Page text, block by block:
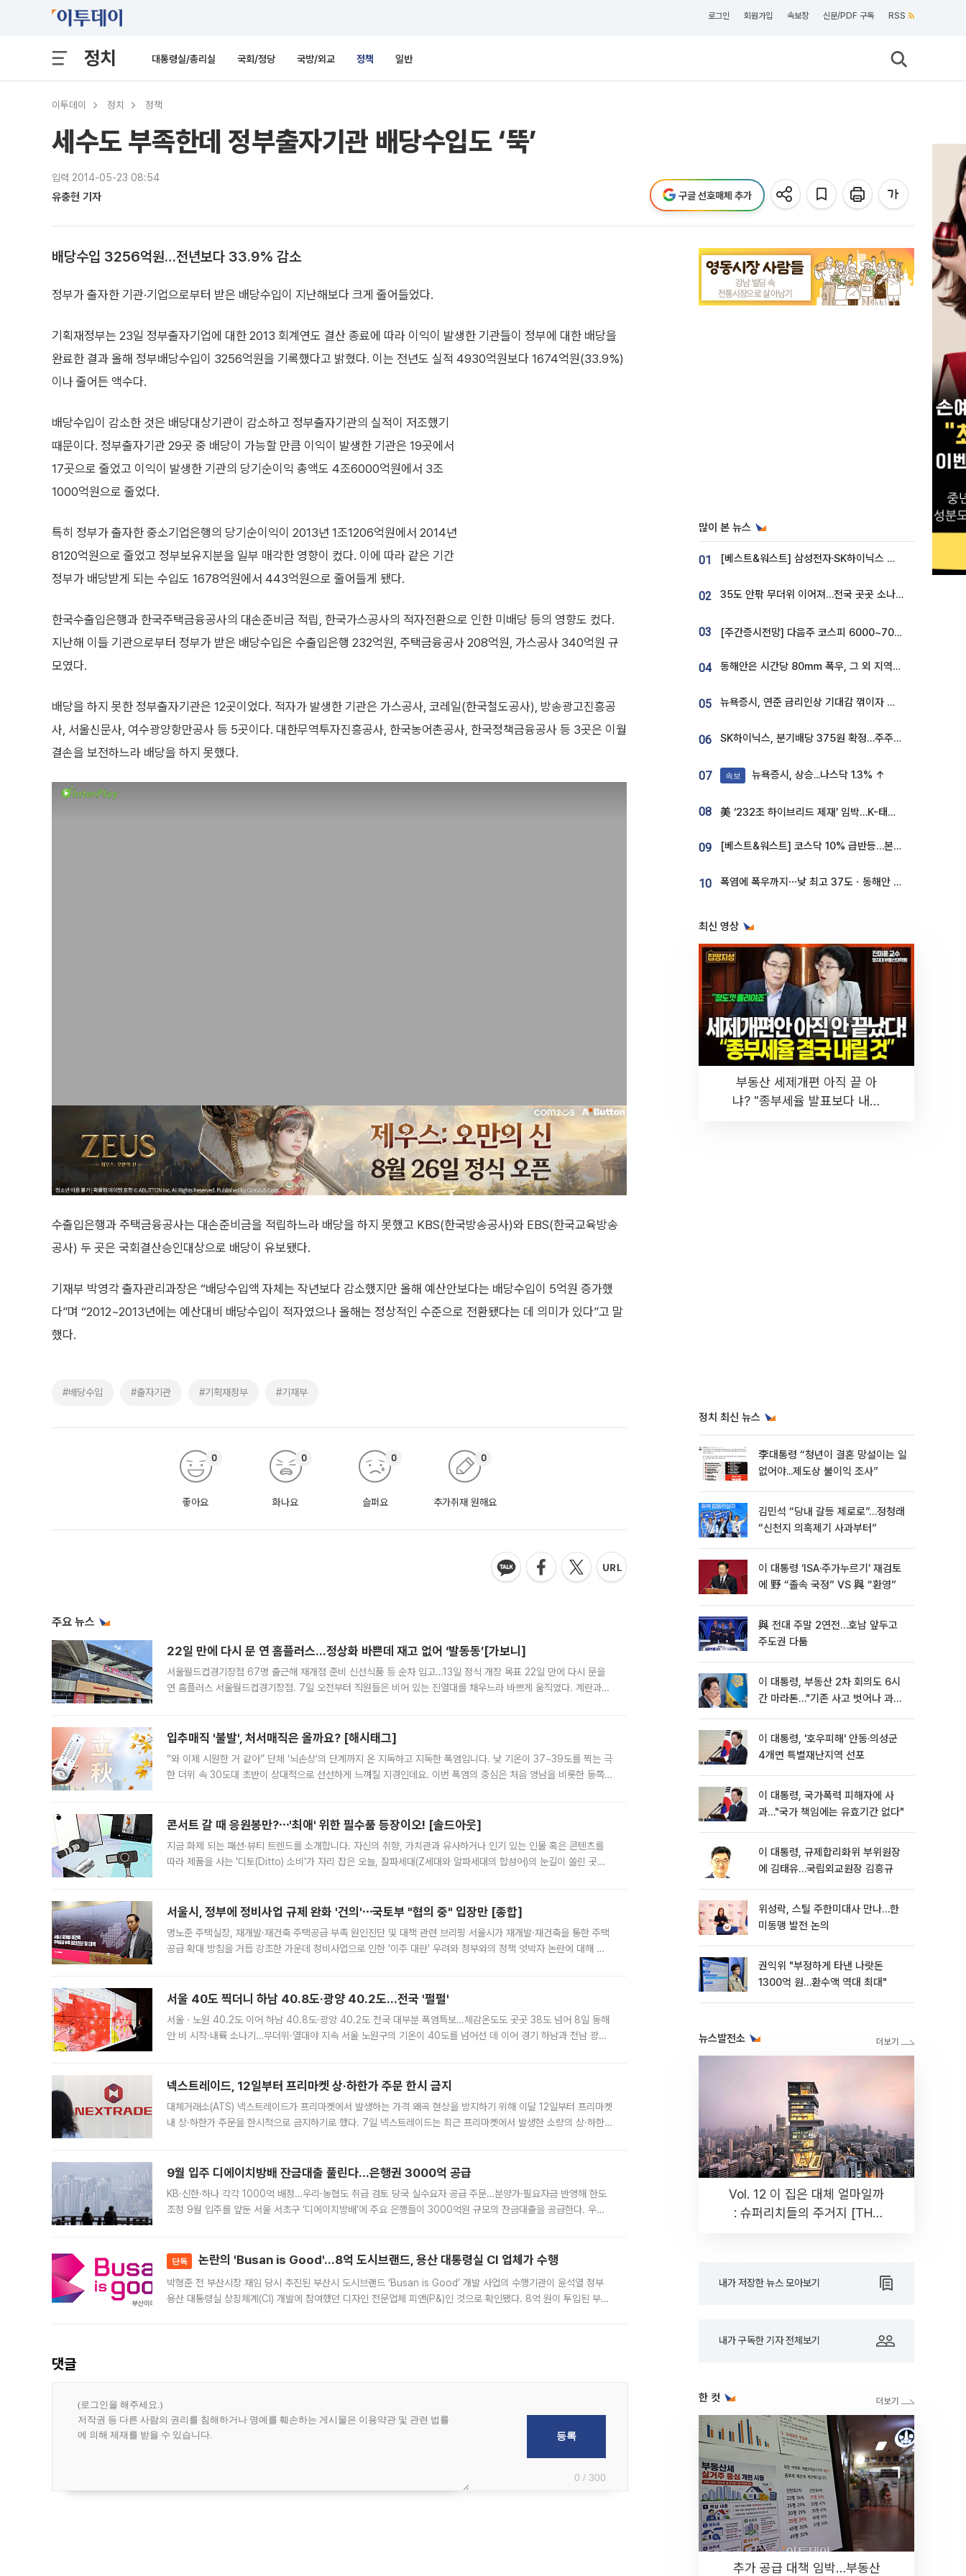
로그인 회원가입 속보창 신문/PDF 구독 RSS
정치 대통령실/총리실 국회/정당 국방/외교 정책 일반
이투데이 정치 정책
세수도 부족한데 정부출자기관 배당수입도 ‘뚝’
입력 2014-05-23 08:54
유충현 기자 구글 선호매체 추가
배당수입 3256억원…전년보다 33.9% 감소
정부가 출자한 기관·기업으로부터 받은 배당수입이 지난해보다 크게 줄어들었다.
기획재정부는 23일 정부출자기업에 대한 2013 회계연도 결산 종료에 따라 이익이 발생한 기관들이 정부에 대한 배당을
완료한 결과 올해 정부배당수입이 3256억원을 기록했다고 밝혔다. 이는 전년도 실적 4930억원보다 1674억원(33.9%)
이나 줄어든 액수다.
배당수입이 감소한 것은 배당대상기관이 감소하고 정부출자기관의 실적이 저조했기
때문이다. 정부출자기관 29곳 중 배당이 가능할 만큼 이익이 발생한 기관은 19곳에서
17곳으로 줄었고 이익이 발생한 기관의 당기순이익 총액도 4조6000억원에서 3조
1000억원으로 줄었다.
특히 정부가 출자한 중소기업은행의 당기순이익이 2013년 1조1206억원에서 2014년
8120억원으로 줄었고 정부보유지분을 일부 매각한 영향이 컸다. 이에 따라 같은 기간
정부가 배당받게 되는 수입도 1678억원에서 443억원으로 줄어들게 됐다.
한국수출입은행과 한국주택금융공사의 대손준비금 적립, 한국가스공사의 적자전환으로 인한 미배당 등의 영향도 컸다.
지난해 이들 기관으로부터 정부가 받은 배당수입은 수출입은행 232억원, 주택금융공사 208억원, 가스공사 340억원 규
모였다.
배당을 하지 못한 정부출자기관은 12곳이었다. 적자가 발생한 기관은 가스공사, 코레일(한국철도공사), 방송광고진흥공
사, 서울신문사, 여수광양항만공사 등 5곳이다. 대한무역투자진흥공사, 한국농어촌공사, 한국정책금융공사 등 3곳은 이월
결손을 보전하느라 배당을 하지 못했다.
수출입은행과 주택금융공사는 대손준비금을 적립하느라 배당을 하지 못했고 KBS(한국방송공사)와 EBS(한국교육방송
공사) 두 곳은 국회결산승인대상으로 배당이 유보됐다.
기재부 박영각 출자관리과장은 “배당수입액 자체는 작년보다 감소했지만 올해 예산안보다는 배당수입이 5억원 증가했
다”며 “2012~2013년에는 예산대비 배당수입이 적자였으나 올해는 정상적인 수준으로 전환됐다는 데 의미가 있다”고 말
했다.
#배당수입 #출자기관 #기획재정부 #기재부
좋아요
0
화나요
0
슬퍼요
0
추가취재 원해요
0
주요 뉴스
22일 만에 다시 문 연 홈플러스…정상화 바쁜데 재고 없어 ‘발동동’[가보니]
서울월드컵경기장점 67명 출근해 재개점 준비 신선식품 등 순차 입고…13일 정식 개장 목표 22일 만에 다시 문을
연 홈플러스 서울월드컵경기장점. 7일 오전부터 직원들은 비어 있는 진열대를 채우느라 바쁘게 움직였다. 계란과
입추매직 '불발', 처서매직은 올까요? [해시태그]
“와 이제 시원한 거 같아” 단체 ‘뇌손상’의 단계까지 온 지독하고 지독한 폭염입니다. 낮 기온이 37~39도를 찍는 극
한 더위 속 30도대 초반이 상대적으로 선선하게 느껴질 지경인데요. 이번 폭염의 중심은 처음 영남을 비롯한 동쪽
콘서트 갈 때 응원봉만?⋯'최애' 위한 필수품 등장이오! [솔드아웃]
지금 화제 되는 패션·뷰티 트렌드를 소개합니다. 자신의 취향, 가치관과 유사하거나 인기 있는 인물 혹은 콘텐츠를
따라 제품을 사는 '디토(Ditto) 소비'가 자리 잡은 오늘, 잘파세대(Z세대와 알파세대의 합성어)의 눈길이 쏠린 곳은
서울시, 정부에 정비사업 규제 완화 '건의'⋯국토부 "협의 중" 입장만 [종합]
명노준 주택실장, 재개발·재건축 주택공급 부족 원인진단 및 대책 관련 브리핑 서울시가 재개발·재건축을 통한 주택
공급 확대 방침을 거듭 강조한 가운데 정비사업으로 인한 '이주 대란' 우려와 정부와의 정책 엇박자 논란에 대해 정
서울 40도 찍더니 하남 40.8도·광양 40.2도…전국 '펄펄'
서울ㆍ노원 40.2도 이어 하남 40.8도·광양 40.2도 전국 대부분 폭염특보…체감온도도 곳곳 38도 넘어 8일 동해
안 비 시작·내륙 소나기…무더위·열대야 지속 서울 노원구의 기온이 40도를 넘어선 데 이어 경기 하남과 전남 광양
넥스트레이드, 12일부터 프리마켓 상·하한가 주문 한시 금지
대체거래소(ATS) 넥스트레이드가 프리마켓에서 발생하는 가격 왜곡 현상을 방지하기 위해 이달 12일부터 프리마켓
내 상·하한가 주문을 한시적으로 금지하기로 했다. 7일 넥스트레이드는 최근 프리마켓에서 발생한 소량의 상·하한
9월 입주 디에이치방배 잔금대출 풀린다…은행권 3000억 공급
KB·신한·하나 각각 1000억 배정…우리·농협도 취급 검토 당국 실수요자 공급 주문…분양가·필요자금 반영해 한도
조정 9월 입주를 앞둔 서울 서초구 ‘디에이치방배’에 주요 은행들이 3000억원 규모의 잔금대출을 공급한다. 우리
단독 논란의 'Busan is Good'…8억 도시브랜드, 용산 대통령실 CI 업체가 수행
박형준 전 부산시장 재임 당시 추진된 부산시 도시브랜드 ‘Busan is Good’ 개발 사업의 수행기관이 윤석열 정부
용산 대통령실 상징체계(CI) 개발에 참여했던 디자인 전문업체 피앤(P&)인 것으로 확인됐다. 8억 원이 투입된 부산
댓글
0 / 300
많이 본 뉴스
01 [베스트&워스트] 삼성전자·SK하이닉스 밀린 한 주…상상인증권은 85% 급등
02 35도 안팎 무더위 이어져…전국 곳곳 소나기 [오늘 날씨]
03 [주간증시전망] 다음주 코스피 6000~7000⋯“外人 수급은 정책이 변수”
04 동해안은 시간당 80㎜ 폭우, 그 외 지역은 폭염…‘극과 극 날씨’
05 뉴욕증시, 연준 금리인상 기대감 꺾이자 상승...S&P500 사상 최고치 [종합]
06 SK하이닉스, 분기배당 375원 확정…주주환원책 9월로 앞당겨 발표
07 속보 뉴욕증시, 상승...나스닥 1.3% ↑
08 美 ‘232조 하이브리드 제재’ 임박…K-태양광, 불확실성 털고 날개 다나
09 [베스트&워스트] 코스닥 10% 급반등…본느, 최대주주 변경 기대에 270% 폭등
10 폭염에 폭우까지⋯낮 최고 37도ㆍ동해안 강한 비 [날씨]
최신 영상
부동산 세제개편 아직 끝 아
냐? "종부세율 발표보다 내릴
정치 최신 뉴스
李대통령 “청년이 결혼 망설이는 일
없어야...제도상 불이익 조사”
김민석 “당내 갈등 제로로”…정청래
“신천지 의혹제기 사과부터”
이 대통령 ‘ISA·주가누르기’ 재검토
에 野 “졸속 국정” VS 與 “환영”
與 전대 주말 2연전…호남 앞두고
주도권 다툼
이 대통령, 부동산 2차 회의도 6시
간 마라톤…"기존 사고 벗어나 과감
이 대통령, '호우피해' 안동·의성군
4개면 특별재난지역 선포
이 대통령, 국가폭력 피해자에 사
과…"국가 책임에는 유효기간 없다"
이 대통령, 규제합리화위 부위원장
에 김태유…국립외교원장 김흥규
위성락, 스틸 주한미대사 만나…한
미동맹 발전 논의
권익위 "부정하게 타낸 나랏돈
1300억 원…환수액 역대 최대"
뉴스발전소
Vol. 12 이 집은 대체 얼마일까
: 슈퍼리치들의 주거지 [THE
내가 저장한 뉴스 모아보기
내가 구독한 기자 전체보기
한 컷
추가 공급 대책 임박…부동산